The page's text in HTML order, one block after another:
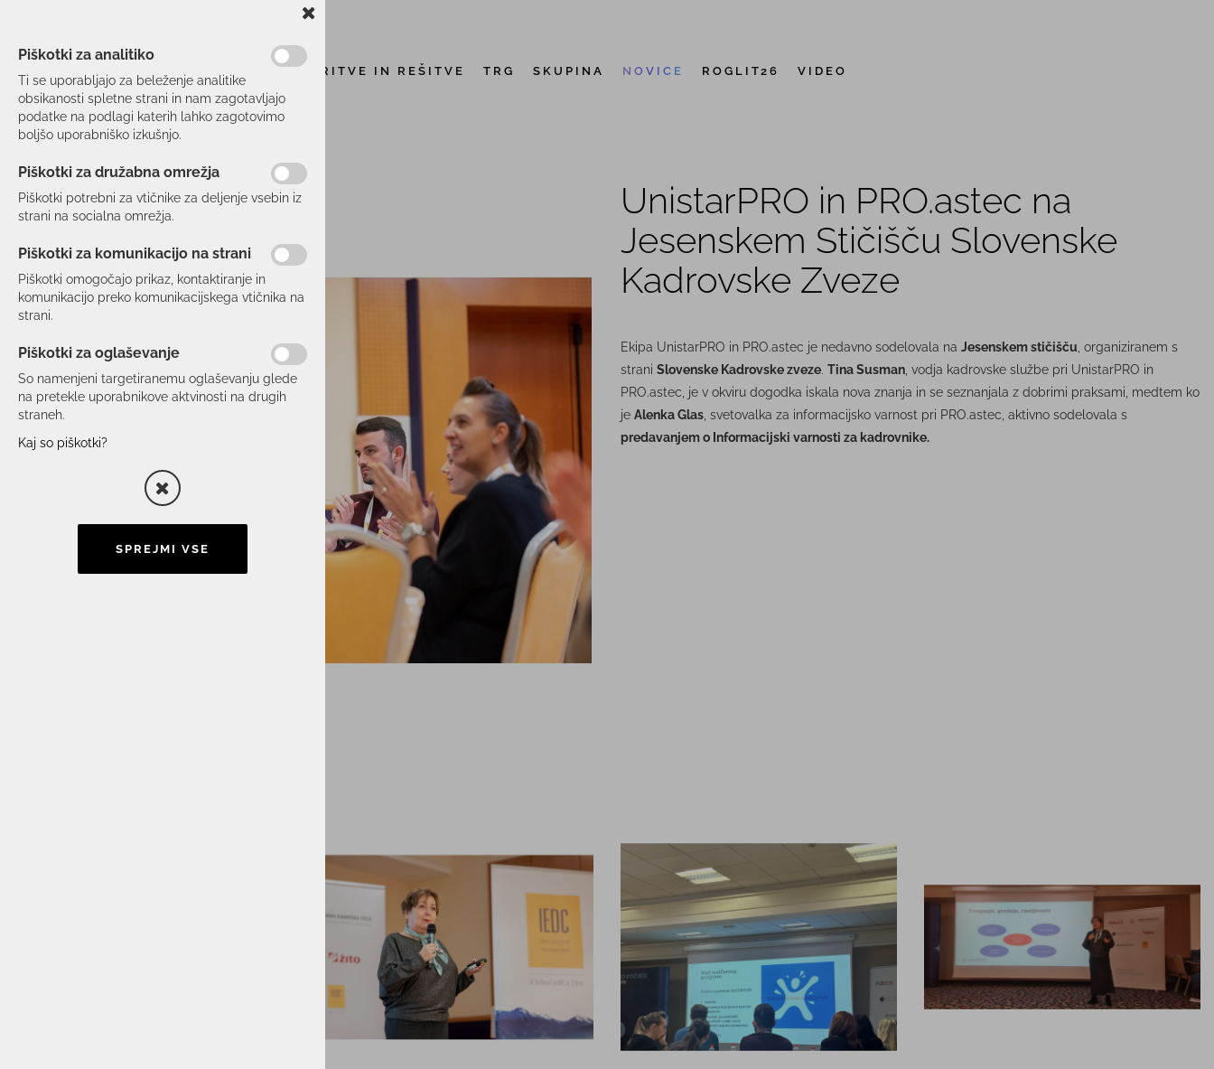
STORITVE IN REŠITVE TRG SKUPINA NOVICE ROGLIT26 VIDEO
UnistarPRO in PRO.astec na
Jesenskem Stičišču Slovenske
Kadrovske Zveze
Ekipa UnistarPRO in PRO.astec je nedavno sodelovala na Jesenskem stičišču , organiziranem s
strani Slovenske Kadrovske zveze. Tina Susman , vodja kadrovske službe pri UnistarPRO in
PRO.astec, je v okviru dogodka iskala nova znanja in se seznanjala z dobrimi praksami, medtem ko
je Alenka Glas , svetovalka za informacijsko varnost pri PRO.astec, aktivno sodelovala s
predavanjem o Informacijski varnosti za kadrovnike.
Piškotki za analitiko
Ti se uporabljajo za beleženje analitike
obsikanosti spletne strani in nam zagotavljajo
podatke na podlagi katerih lahko zagotovimo
boljšo uporabniško izkušnjo.
Piškotki za družabna omrežja
Piškotki potrebni za vtičnike za deljenje vsebin iz
strani na socialna omrežja.
Piškotki za komunikacijo na strani
Piškotki omogočajo prikaz, kontaktiranje in
komunikacijo preko komunikacijskega vtičnika na
strani.
Piškotki za oglaševanje
So namenjeni targetiranemu oglaševanju glede
na pretekle uporabnikove aktvinosti na drugih
straneh.
Kaj so piškotki?
SPREJMI VSE